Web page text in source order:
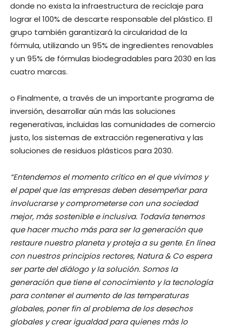
donde no exista la infraestructura de reciclaje para
lograr el 100% de descarte responsable del plástico. El
grupo también garantizará la circularidad de la
fórmula, utilizando un 95% de ingredientes renovables
y un 95% de fórmulas biodegradables para 2030 en las
cuatro marcas.
o Finalmente, a través de un importante programa de
inversión, desarrollar aún más las soluciones
regenerativas, incluidas las comunidades de comercio
justo, los sistemas de extracción regenerativa y las
soluciones de residuos plásticos para 2030.
“Entendemos el momento crítico en el que vivimos y
el papel que las empresas deben desempeñar para
involucrarse y comprometerse con una sociedad
mejor, más sostenible e inclusiva. Todavía tenemos
que hacer mucho más para ser la generación que
restaure nuestro planeta y proteja a su gente. En línea
con nuestros principios rectores, Natura & Co espera
ser parte del diálogo y la solución. Somos la
generación que tiene el conocimiento y la tecnología
para contener el aumento de las temperaturas
globales, poner fin al problema de los desechos
globales y crear igualdad para quienes más lo